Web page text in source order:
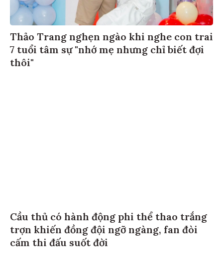
Thảo Trang nghẹn ngào khi nghe con trai
7 tuổi tâm sự "nhớ mẹ nhưng chỉ biết đợi
thôi"
Cầu thủ có hành động phi thể thao trắng
trợn khiến đồng đội ngỡ ngàng, fan đòi
cấm thi đấu suốt đời